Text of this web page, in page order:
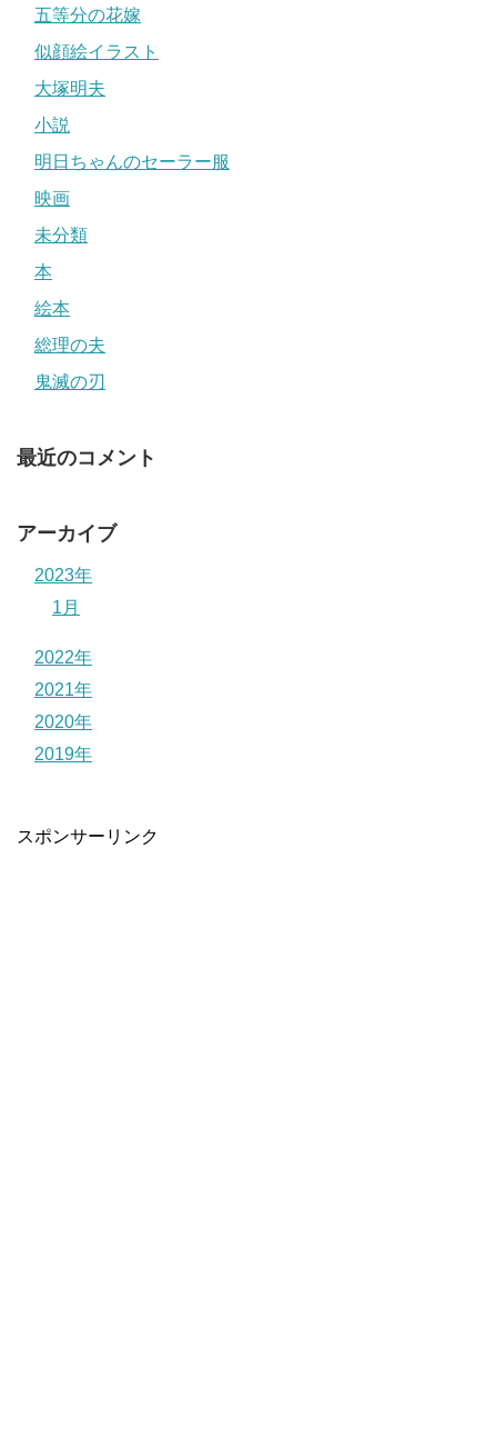
五等分の花嫁
似顔絵イラスト
大塚明夫
小説
明日ちゃんのセーラー服
映画
未分類
本
絵本
総理の夫
鬼滅の刃
最近のコメント
アーカイブ
2023年
1月
2022年
2021年
2020年
2019年
スポンサーリンク